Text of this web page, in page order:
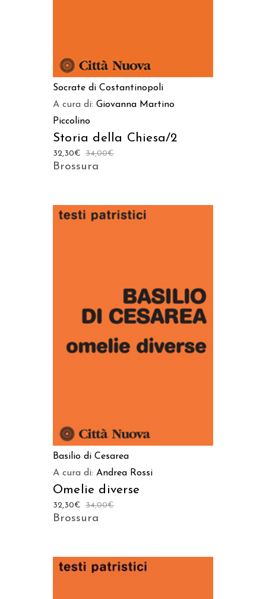
Socrate di Costantinopoli
A cura di: Giovanna Martino
Piccolino
Storia della Chiesa/2
34,00€
32,30€
Brossura
AGGIUNGI AL CARRELLO
Basilio di Cesarea
A cura di: Andrea Rossi
Omelie diverse
34,00€
32,30€
Brossura